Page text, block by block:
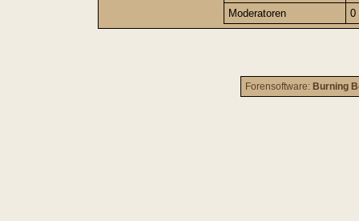
Moderatoren
0
Forensoftware: Burning